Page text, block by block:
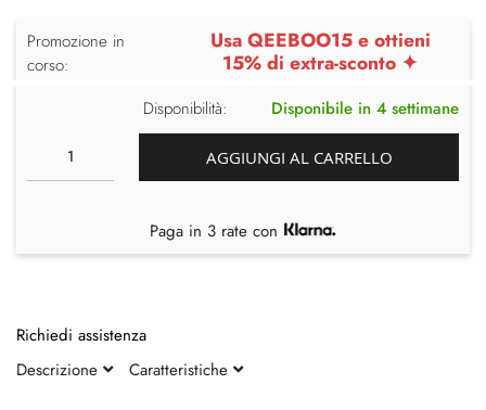
Promozione in
corso:
Usa QEEBOO15 e ottieni
15% di extra-sconto ✦
Disponibilità: Disponibile in 4 settimane
AGGIUNGI AL CARRELLO
Paga in 3 rate con
Richiedi assistenza
Descrizione
Caratteristiche